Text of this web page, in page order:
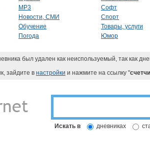
MP3
Новости, СМИ
Обучение
Погода
Софт
Спорт
Товары, услуги
Юмор
был удален как неиспользуемый, так как
зайдите в настройки и нажмите на ссылку "
Искать в дневниках